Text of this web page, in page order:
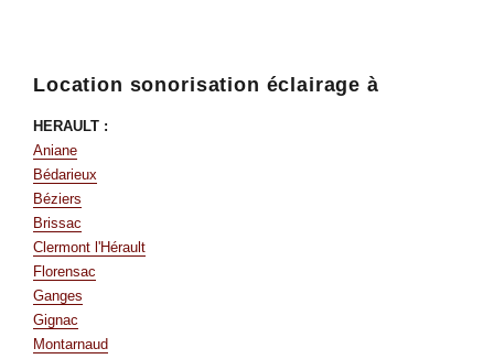
Location sonorisation éclairage à
HERAULT :
Aniane
Bédarieux
Béziers
Brissac
Clermont l'Hérault
Florensac
Ganges
Gignac
Montarnaud